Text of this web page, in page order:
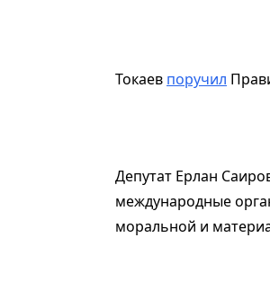
Токаев поручил
Депутат Ерлан
международные
моральной и